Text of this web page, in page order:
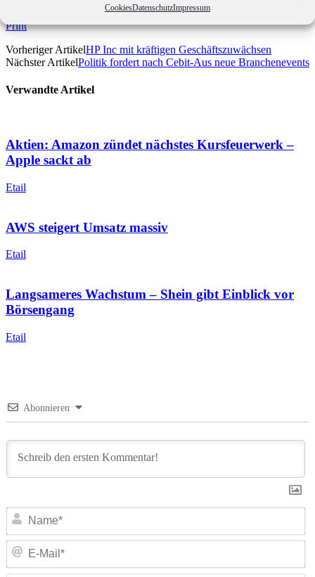
CookiesDatenschutzImpressum
Print
Vorheriger ArtikelHP Inc mit kräftigen Geschäftszuwächsen
Nächster ArtikelPolitik fordert nach Cebit-Aus neue Branchenevents
Verwandte Artikel
Aktien: Amazon zündet nächstes Kursfeuerwerk –
Apple sackt ab
Etail
AWS steigert Umsatz massiv
Etail
Langsameres Wachstum – Shein gibt Einblick vor
Börsengang
Etail
Abonnieren
E-